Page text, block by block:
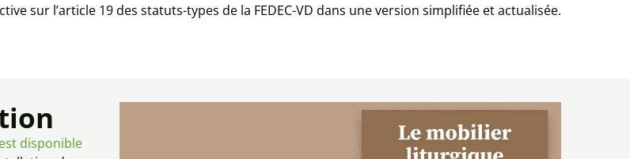
sur l’article 19 des statuts-types de la FEDEC-VD dans une version simplifiée et actualisée.
disponible